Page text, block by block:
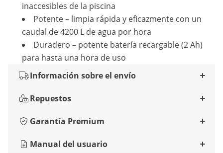
inaccesibles de la piscina
Potente – limpia rápida y eficazmente con un
caudal de 4200 L de agua por hora
Duradero – potente batería recargable (2 Ah)
para hasta una hora de uso
Información sobre el envío
Repuestos
Garantía Premium
Manual del usuario